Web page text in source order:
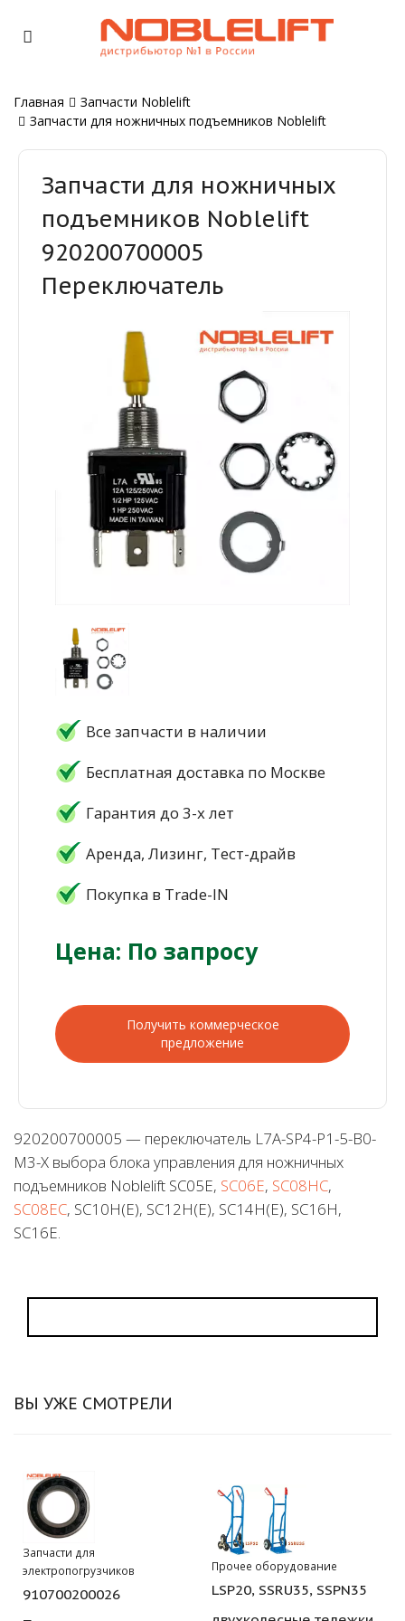
Главная
Запчасти Noblelift
Запчасти для ножничных подъемников Noblelift
Запчасти для ножничных
подъемников Noblelift
920200700005
Переключатель
Все запчасти в наличии
Бесплатная доставка по Москве
Гарантия до 3-х лет
Аренда, Лизинг, Тест-драйв
Покупка в Trade-IN
Цена: По запросу
Получить коммерческое
предложение
920200700005 — переключатель L7A-SP4-P1-5-B0-
M3-X выбора блока управления для ножничных
подъемников Noblelift SC05E, SC06E, SC08HC,
SC08EC, SC10H(Е), SC12H(Е), SC14H(Е), SC16H,
SC16Е.
ВЫ УЖЕ СМОТРЕЛИ
Запчасти для
электропогрузчиков
910700200026
Прочее оборудование
LSP20, SSRU35, SSPN35